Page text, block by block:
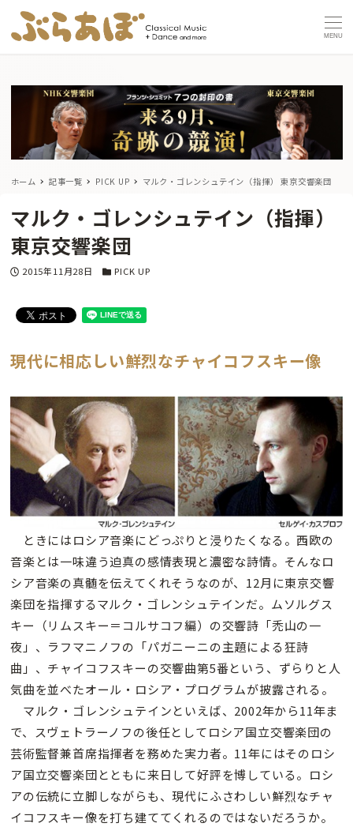
MENU
ホーム 記事一覧 PICK UP マルク・ゴレンシュテイン（指揮） 東京交響楽団
マルク・ゴレンシュテイン（指揮）
東京交響楽団
投稿日
2015年11月28日 カテゴリー
PICK UP
現代に相応しい鮮烈なチャイコフスキー像
ときにはロシア音楽にどっぷりと浸りたくなる。西欧の
音楽とは一味違う迫真の感情表現と濃密な詩情。そんなロ
シア音楽の真髄を伝えてくれそうなのが、12月に東京交響
楽団を指揮するマルク・ゴレンシュテインだ。ムソルグス
キー（リムスキー＝コルサコフ編）の交響詩「禿山の一
夜」、ラフマニノフの「パガニーニの主題による狂詩
曲」、チャイコフスキーの交響曲第5番という、ずらりと人
気曲を並べたオール・ロシア・プログラムが披露される。
マルク・ゴレンシュテインといえば、2002年から11年ま
で、スヴェトラーノフの後任としてロシア国立交響楽団の
芸術監督兼首席指揮者を務めた実力者。11年にはそのロシ
ア国立交響楽団とともに来日して好評を博している。ロシ
アの伝統に立脚しながらも、現代にふさわしい鮮烈なチャ
イコフスキー像を打ち建ててくれるのではないだろうか。